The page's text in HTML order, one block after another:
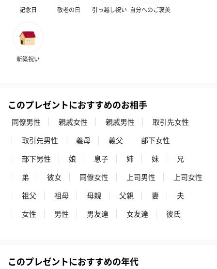
ハンドタオル・ハンカチ
ハンドタオル・ハンカチを同梱してお届けいたします。ギフトへ
の＋αにおすすめです。
ンク）（1,760円）
ルー）（1,760円）
ワイト）（
キャンドル・お香
記念日 敬老の日 引っ越し祝い 自分へのご褒美
新築祝い
このプレゼントにおすすめのお相手
同僚男性 親戚女性 親戚男性
取引先女性
取引先男性
義母 義父
部下女性
部下男性
娘 息子 姉 妹
兄
弟
彼女 同僚女性 上司男性
上司女性
祖父
祖母 母親 父親 妻
夫
女性
男性 男友達 女友達 彼氏
このプレゼントにおすすめの年代